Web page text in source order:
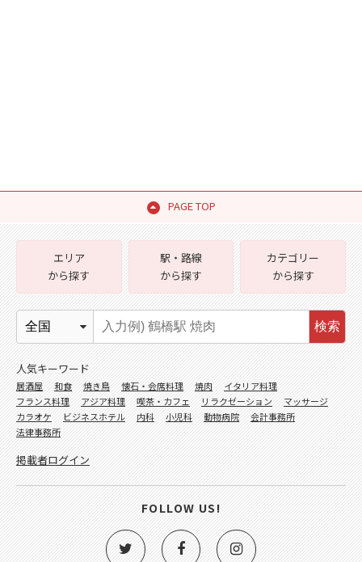
PAGE TOP
エリア
から探す
駅・路線
から探す
カテゴリー
から探す
検索
人気キーワード
居酒屋 和食 焼き鳥 懐石・会席料理 焼肉
イタリア料理
フランス料理
アジア料理 喫茶・カフェ リラクゼーション
マッサージ
カラオケ
ビジネスホテル 内科 小児科 動物病院
会計事務所
法律事務所
掲載者ログイン
FOLLOW US!